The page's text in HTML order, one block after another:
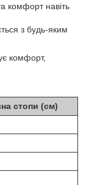
комфорт навіть
з будь-яким
комфорт,
стопи (см)